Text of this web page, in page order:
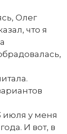
Олег
что я
июля у меня
И вот, в